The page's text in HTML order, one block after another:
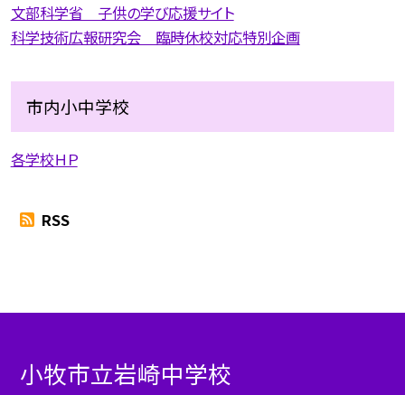
文部科学省 子供の学び応援サイト
科学技術広報研究会 臨時休校対応特別企画
市内小中学校
各学校ＨＰ
RSS
小牧市立岩崎中学校